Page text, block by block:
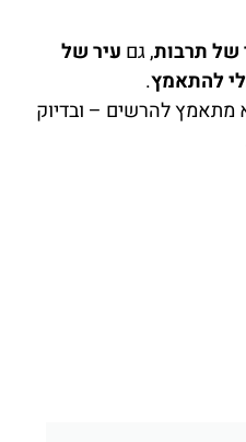
של תרבות, גם עיר של
להתאמץ.
מתאמץ להרשים – ובדיוק